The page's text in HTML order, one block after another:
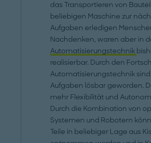
das Transportieren von
beliebigen Maschine zur
Aufgaben erledigen
Nachdenken, waren aber in
Automatisierungstechnik
realisierbar. Durch den
Automatisierungstechnik
Aufgaben lösbar geworden.
mehr Flexibilität und
Durch die Kombination von
Systemen und Robotern
Teile in beliebiger Lage aus